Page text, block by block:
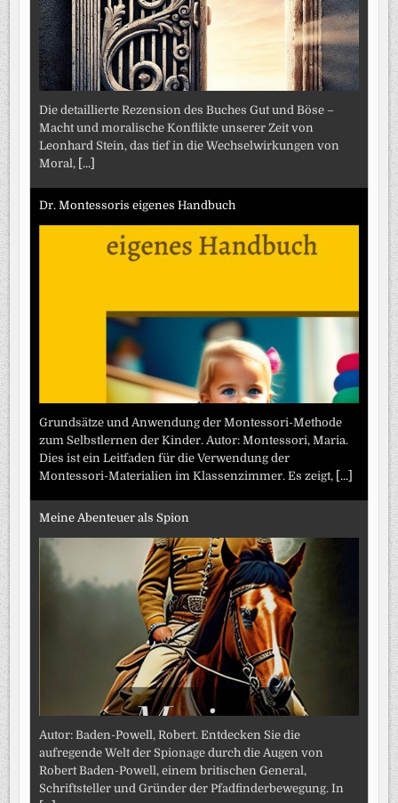
Die detaillierte Rezension des Buches Gut und Böse –
Macht und moralische Konflikte unserer Zeit von
Leonhard Stein, das tief in die Wechselwirkungen von
Moral, [...]
Dr. Montessoris eigenes Handbuch
Grundsätze und Anwendung der Montessori-Methode
zum Selbstlernen der Kinder. Autor: Montessori, Maria.
Dies ist ein Leitfaden für die Verwendung der
Montessori-Materialien im Klassenzimmer. Es zeigt, [...]
Meine Abenteuer als Spion
Autor: Baden-Powell, Robert. Entdecken Sie die
aufregende Welt der Spionage durch die Augen von
Robert Baden-Powell, einem britischen General,
Schriftsteller und Gründer der Pfadfinderbewegung. In